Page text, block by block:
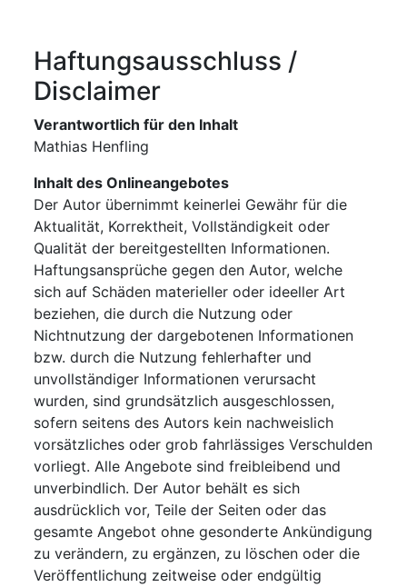
Haftungsausschluss /
Disclaimer
Verantwortlich für den Inhalt
Mathias Henfling
Inhalt des Onlineangebotes
Der Autor übernimmt keinerlei Gewähr für die
Aktualität, Korrektheit, Vollständigkeit oder
Qualität der bereitgestellten Informationen.
Haftungsansprüche gegen den Autor, welche
sich auf Schäden materieller oder ideeller Art
beziehen, die durch die Nutzung oder
Nichtnutzung der dargebotenen Informationen
bzw. durch die Nutzung fehlerhafter und
unvollständiger Informationen verursacht
wurden, sind grundsätzlich ausgeschlossen,
sofern seitens des Autors kein nachweislich
vorsätzliches oder grob fahrlässiges Verschulden
vorliegt. Alle Angebote sind freibleibend und
unverbindlich. Der Autor behält es sich
ausdrücklich vor, Teile der Seiten oder das
gesamte Angebot ohne gesonderte Ankündigung
zu verändern, zu ergänzen, zu löschen oder die
Veröffentlichung zeitweise oder endgültig